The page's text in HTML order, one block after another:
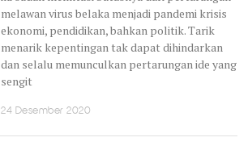
melawan virus belaka menjadi pandemi krisis
ekonomi, pendidikan, bahkan politik. Tarik
menarik kepentingan tak dapat dihindarkan
dan selalu memunculkan pertarungan ide yang
sengit
24 Desember 2020